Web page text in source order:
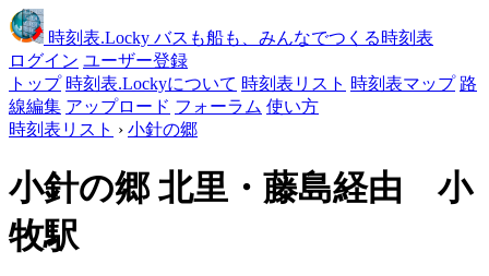
時刻表.Locky バスも船も、みんなでつくる時刻表
ログイン ユーザー登録
トップ 時刻表.Lockyについて 時刻表リスト 時刻表マップ 路
線編集 アップロード フォーラム 使い方
時刻表リスト › 小針の郷
小針の郷北里・藤島経由 小
牧駅